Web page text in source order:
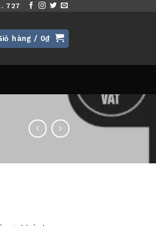
727
hàng / 0₫